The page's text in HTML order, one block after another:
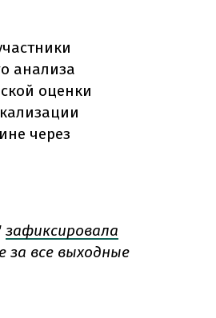
анализа
оценки
через
зафиксировала
за все выходные